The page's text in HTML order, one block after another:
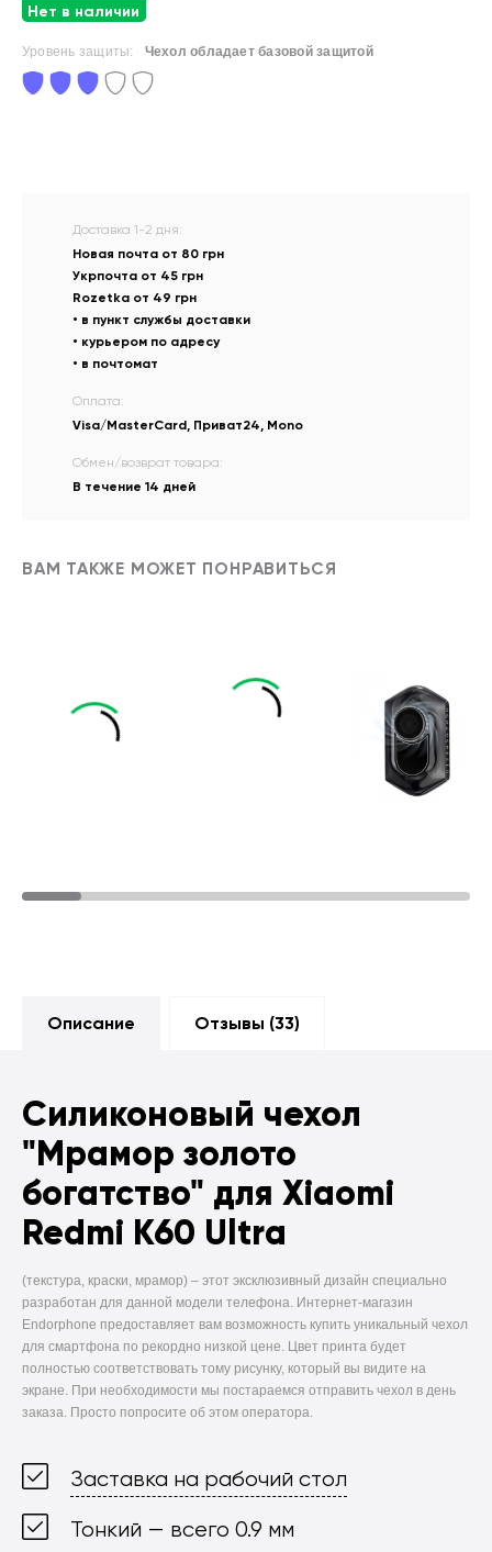
Нет в наличии
Уровень защиты: Чехол обладает базовой защитой
Доставка 1-2 дня:
Новая почта от 80 грн
Укрпочта от 45 грн
Rozetka от 49 грн
• в пункт службы доставки
• курьером по адресу
• в почтомат
Оплата:
Visa/MasterCard, Приват24, Mono
Обмен/возврат товара:
В течение 14 дней
ВАМ ТАКЖЕ МОЖЕТ ПОНРАВИТЬСЯ
Описание Отзывы (33)
Силиконовый чехол
"Мрамор золото
богатство" для Xiaomi
Redmi K60 Ultra
(текстура, краски, мрамор) – этот эксклюзивный дизайн специально
разработан для данной модели телефона. Интернет-магазин
Endorphone предоставляет вам возможность купить уникальный чехол
для смартфона по рекордно низкой цене. Цвет принта будет
полностью соответствовать тому рисунку, который вы видите на
экране. При необходимости мы постараемся отправить чехол в день
заказа. Просто попросите об этом оператора.
Заставка на рабочий стол
Тонкий — всего 0.9 мм